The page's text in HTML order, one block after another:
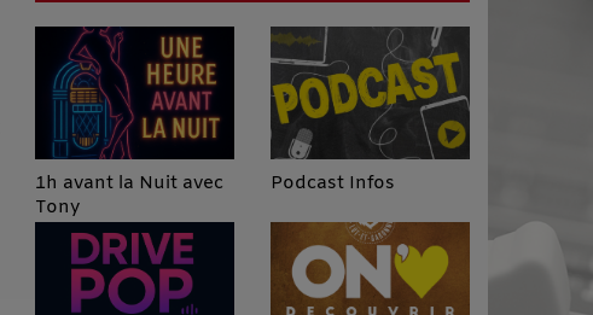
1h avant la Nuit avec
Tony
Podcast Infos